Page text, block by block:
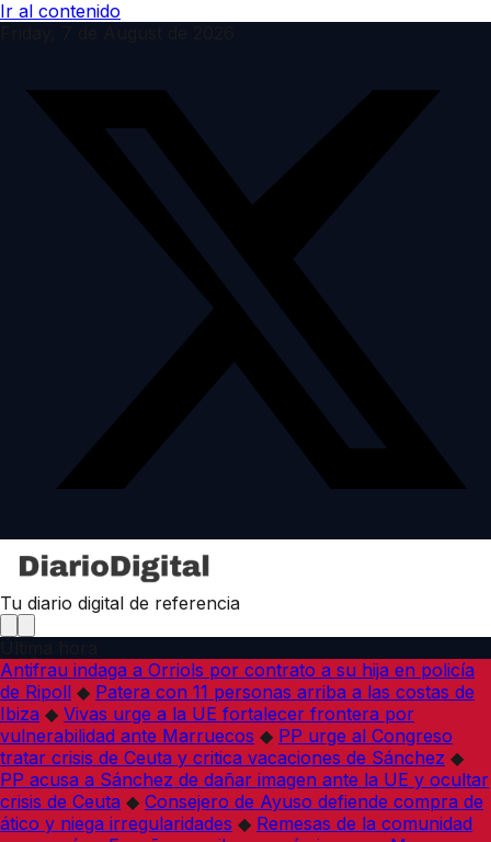
Ir al contenido
Tu diario digital de referencia
Antifrau indaga a Orriols por contrato a su hija en policía
de Ripoll ◆ Patera con 11 personas arriba a las costas de
Ibiza ◆ Vivas urge a la UE fortalecer frontera por
vulnerabilidad ante Marruecos ◆ PP urge al Congreso
tratar crisis de Ceuta y critica vacaciones de Sánchez ◆
PP acusa a Sánchez de dañar imagen ante la UE y ocultar
crisis de Ceuta ◆ Consejero de Ayuso defiende compra de
ático y niega irregularidades ◆ Remesas de la comunidad